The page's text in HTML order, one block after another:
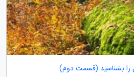
را بشناسید (قسمت دوم)